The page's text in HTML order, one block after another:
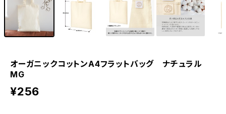
オーガニックコットンA4フラットバッグ ナチュラル
MG
¥256